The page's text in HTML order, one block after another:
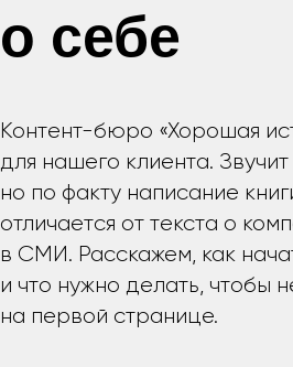
о себе
Контент-бюро «Хорошая
для нашего клиента.
но по факту написание
отличается от текста о
в СМИ. Расскажем, как
и что нужно делать, чтобы
на первой странице.